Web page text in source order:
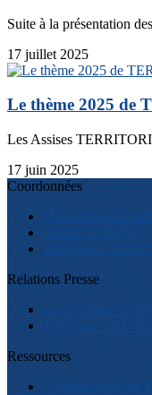
Suite à la présentation
17 juillet 2025
Le thème 2025 de
Les Assises
17 juin 2025
Coordonnées
158 Avenue de
54000 NANCY
Téléphone : 06 48
Relations Presse
www.cabinet-
Téléphone : 01 47
Ressources
Communiqués de